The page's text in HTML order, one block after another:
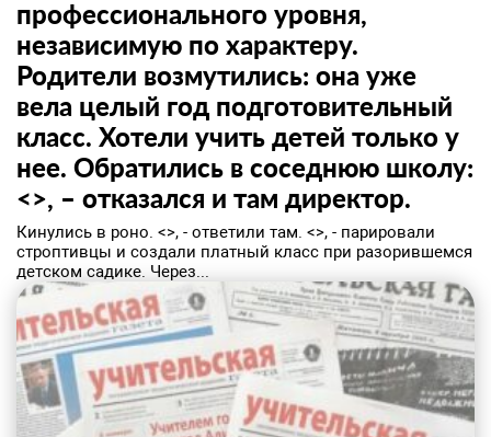
профессионального уровня,
независимую по характеру.
Родители возмутились: она уже
вела целый год подготовительный
класс. Хотели учить детей только у
нее. Обратились в соседнюю школу:
<>, – отказался и там директор.
Кинулись в роно. <>, - ответили там. <>, - парировали
строптивцы и создали платный класс при разорившемся
детском садике. Через...